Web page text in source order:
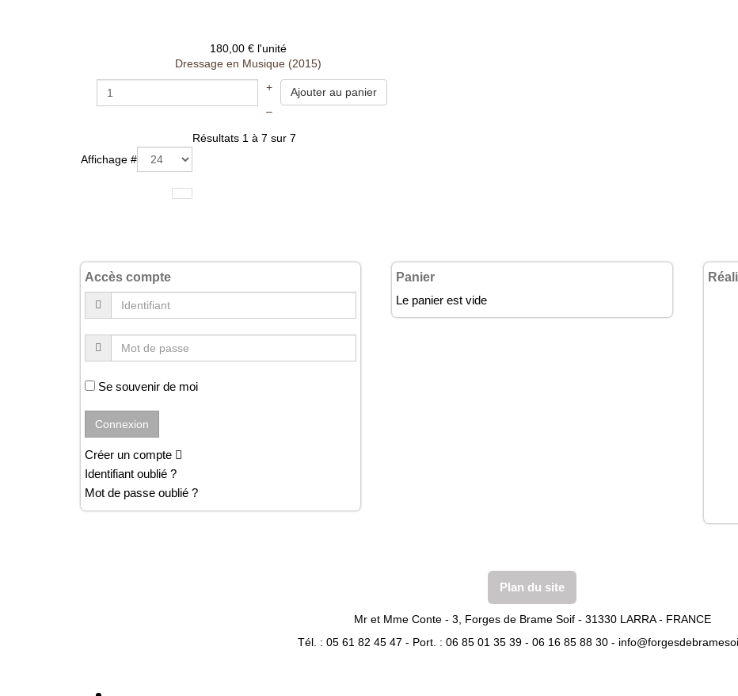
180,00 € l'unité
Dressage en Musique (2015)
+
–
Affichage #
Résultats 1 à 7 sur 7
Accès compte
Se souvenir de moi
Créer un compte
Identifiant oublié ?
Mot de passe oublié ?
Panier
Le panier est vide
Plan du site
Mr et Mme Conte - 3, Forges de Brame Soif - 31330 LARRA - FRANCE
Tél. : 05 61 82 45 47 - Port. : 06 85 01 35 39 - 06 16 85 88 30 -